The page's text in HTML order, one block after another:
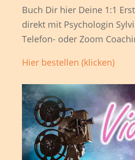
Buch Dir hier Deine 1:1
direkt mit Psychologin
Telefon- oder Zoom
Hier bestellen (klicken)